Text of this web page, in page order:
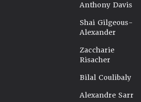
Anthony Davis
Shai Gilgeous-
Alexander
Zaccharie
Risacher
Bilal Coulibaly
Alexandre Sarr